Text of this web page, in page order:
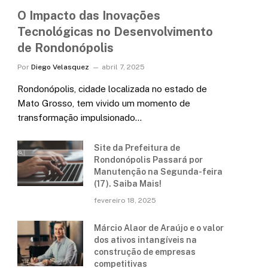
O Impacto das Inovações
Tecnológicas no Desenvolvimento
de Rondonópolis
Por Diego Velasquez abril 7, 2025
Rondonópolis, cidade localizada no estado de
Mato Grosso, tem vivido um momento de
transformação impulsionado…
Site da Prefeitura de
Rondonópolis Passará por
Manutenção na Segunda-feira
(17). Saiba Mais!
fevereiro 18, 2025
Márcio Alaor de Araújo e o valor
dos ativos intangíveis na
construção de empresas
competitivas